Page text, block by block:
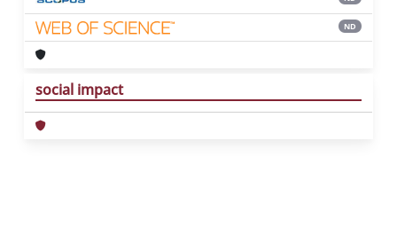
ND
social impact